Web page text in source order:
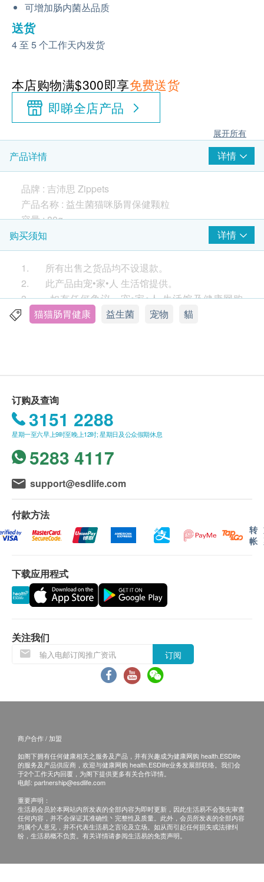
可增加肠内菌丛品质
送货
4 至 5 个工作天内发货
本店购物满$300即享免费送货
即睇全店产品
展开所有
产品详情 详情
品牌 : 吉沛思 Zippets
产品名称 : 益生菌猫咪肠胃保健颗粒
容量 : 80g
适合宠物 : 各年龄层猫咪
产地 : 台湾
*本产品无法取代医疗行为，如有需要请咨询兽医师
*成份及营养分析只作参考，请以包装袋上的说明为
准。
购买须知 详情
1. 所有出售之货品均不设退款。
2. 此产品由宠•家•人 生活馆提供。
3. 如有任何争议，宠•家•人 生活馆及健康网购
Health.ESDlife 保留最终决议权。
2. 我们将于确定订单后5个工作天内安排发货。
3. 不排除运送时间会因节日而有所影响。当八号
烈风讯号悬挂或黑色暴雨警告生效时，送货服务时间
将会延迟。
4. 所有订单须视乎相关货品的供应情况再作最后
确认。倘若生活易未能提供任何订单上的货品，生活
易有权拒绝接受该订单，并且会于送货前透过电话或
电邮通知顾客再作安排。
保证
最少有3个月或以上。
换货安排
是否有损毁情况，一经确认签收，恕不接受退换。
2. 退换产品必须包装完整，如退换之产品有任何
残缺或过期退回，供应商有权不受理。
3. 如有其他损坏或遗漏查询，顾客必须保留有效
收据正本，并于送货后3个工作天内按下列方式联络
猫猫肠胃健康 益生菌 宠物 貓
订购及查询
3151 2288
星期一至六早上9时至晚上12时; 星期日及公众假期休息
5283 4117
support@esdlife.com
付款方法
转
帐
下载应用程式
关注我们
订阅
商户合作 / 加盟
如阁下拥有任何健康相关之服务及产品，并有兴趣成为健康网购 health.ESDlife
的服务及产品供应商，欢迎与健康网购 health.ESDlife业务发展部联络。我们会
于2个工作天内回覆，为阁下提供更多有关合作详情。
电邮: partnership@esdlife.com
重要声明：
生活易会员於本网站内所发表的全部内容为即时更新，因此生活易不会预先审查
任何内容，并不会保证其准确性丶完整性及质量。此外，会员所发表的全部内容
均属个人意见，并不代表生活易之言论及立场。如从而引起任何损失或法律纠
纷，生活易概不负责。有关详情请参阅生活易的免责声明。